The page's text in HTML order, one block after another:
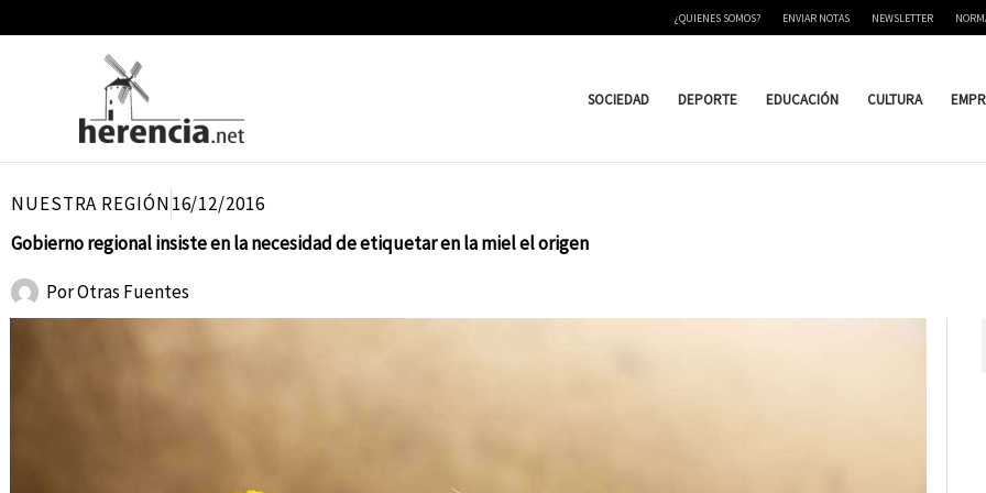
¿QUIENES SOMOS? ENVIAR NOTAS NEWSLETTER
SOCIEDAD DEPORTE EDUCACIÓN CULTURA
NUESTRA REGIÓN16/12/2016
Gobierno regional insiste en la necesidad de etiquetar en la miel el origen
PorOtras Fuentes